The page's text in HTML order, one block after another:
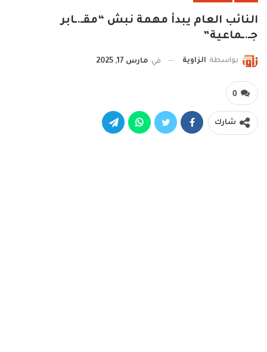
النائب العام يبدأ مهمة نبش “مقـ.ـابر
جـ.ـماعية”
بواسطة الزاوية في مارس 17, 2025
0
شارك